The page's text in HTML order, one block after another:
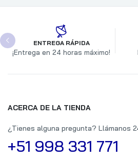
ENTREGA RÁPIDA
¡Entrega en 24 horas máximo!
ACERCA DE LA TIENDA
¿Tienes alguna pregunta? Llámanos
+51 998 331 771